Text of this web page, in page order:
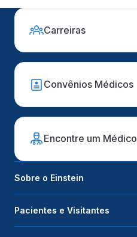
Carreiras
Convênios Médicos
Encontre um Médico
Sobre o Einstein
Pacientes e Visitantes